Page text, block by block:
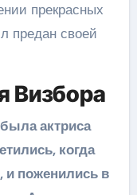
прекрасных
предан своей
Визбора
актриса
когда
и поженились в